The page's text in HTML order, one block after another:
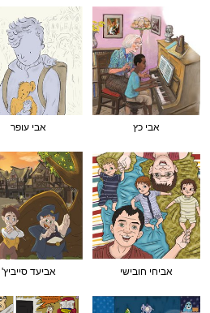
אבי כץ אבי עופר
אביחי חובישי אביעד סייביץ'